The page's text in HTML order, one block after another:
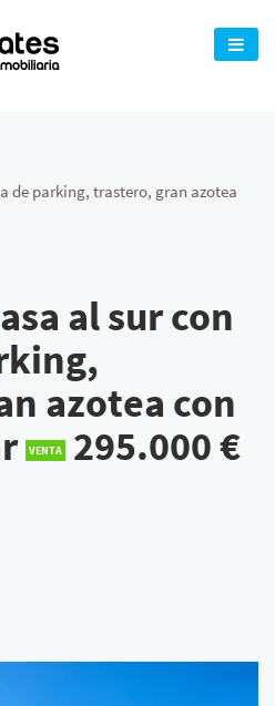
de parking, trastero, gran azotea
al sur con
azotea con
VENTA 295.000 €